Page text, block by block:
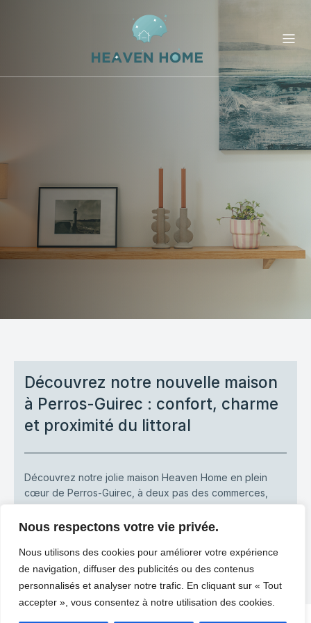
Nous respectons votre vie privée.
Nous utilisons des cookies pour améliorer votre expérience
de navigation, diffuser des publicités ou des contenus
personnalisés et analyser notre trafic. En cliquant sur « Tout
accepter », vous consentez à notre utilisation des cookies.
Découvrez notre nouvelle maison
à Perros-Guirec : confort, charme
et proximité du littoral
Découvrez notre jolie maison Heaven Home en plein
cœur de Perros-Guirec, à deux pas des commerces,
restaurants et du littoral.[…]
LIRE PLUS